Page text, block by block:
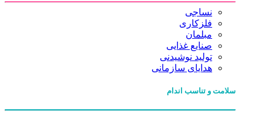
نساجی
فلزکاری
مبلمان
صنایع غذایی
تولید نوشیدنی
هدایای سازمانی
سلامت و تناسب اندام